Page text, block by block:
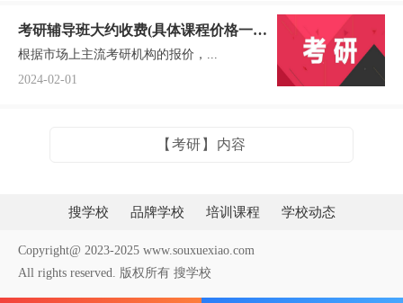
考研辅导班大约收费(具体课程价格一
览)
根据市场上主流考研机构的报价，...
2024-02-01
【考研】内容
搜学校 品牌学校 培训课程 学校动态
Copyright@ 2023-2025 www.souxuexiao.com
All rights reserved. 版权所有 搜学校